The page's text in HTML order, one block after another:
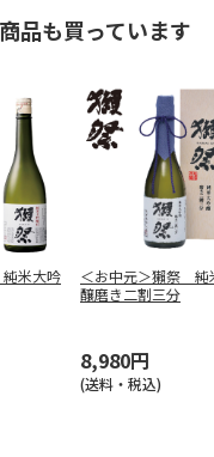
品も買っています
米大吟
＜お中元＞獺祭 純
醸磨き二割三分
8,980円
(送料・税込)